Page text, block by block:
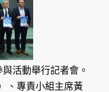
活動舉行記者會。
、專責小組主席黃